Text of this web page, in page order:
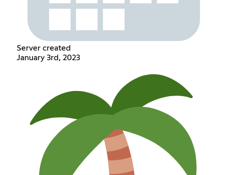
Server created
January 3rd, 2023